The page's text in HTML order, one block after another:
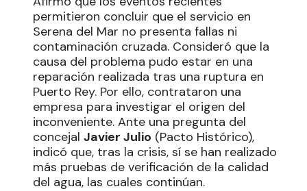
permitieron concluir que el servicio en
Serena del Mar no presenta fallas ni
contaminación cruzada. Consideró que la
causa del problema pudo estar en una
reparación realizada tras una ruptura en
Puerto Rey. Por ello, contrataron una
empresa para investigar el origen del
inconveniente. Ante una pregunta del
concejal Javier Julio (Pacto Histórico),
indicó que, tras la crisis, sí se han realizado
más pruebas de verificación de la calidad
del agua, las cuales continúan.